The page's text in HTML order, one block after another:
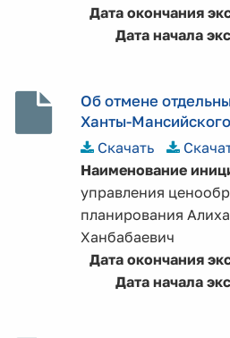
Дата окончания
Дата начала
Об отмене
Ханты-
Скачать
Наименование
управления
планирования
Ханбабаевич
Дата окончания
Дата начала